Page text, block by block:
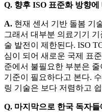
Q. 향후 ISO 표준화 방향
A. 현재 센서 기반 돌봄 기
그래서 대부분 의료기기
술 발전이 제한된다. ISO
심이 되어 새로운 국제 표
준에서 불필요한 부분은
기준이 필요하다고 본다.
링 기술은 보다 저렴하고
Q. 마지막으로 한국 독자